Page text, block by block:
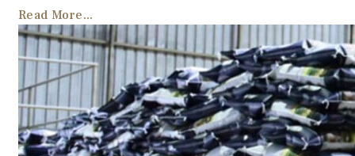
Read More...